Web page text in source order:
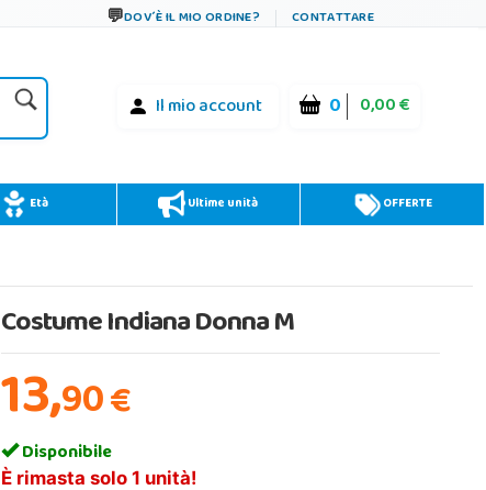
DOV´È IL MIO ORDINE? CONTATTARE
Il mio account 0 0,00 €
Età Ultime unità OFFERTE
Costume Indiana Donna M
13,90€
Disponibile
È rimasta solo 1 unità!